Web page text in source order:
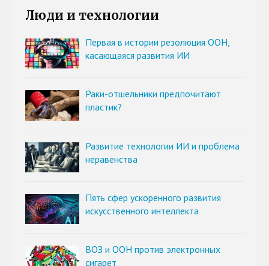
Люди и технологии
Первая в истории резолюция ООН,
касающаяся развития ИИ
Раки-отшельники предпочитают
пластик?
Развитие технологии ИИ и проблема
неравенства
Пять сфер ускоренного развития
искусственного интеллекта
ВОЗ и ООН против электронных
сигарет